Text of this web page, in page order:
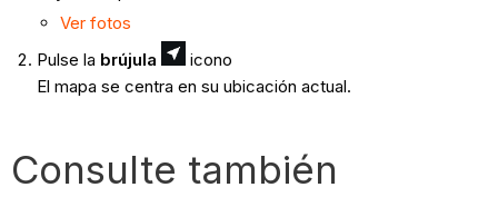
Ver fotos
Pulse la brújula
icono
El mapa se centra en su ubicación actual.
Consulte también